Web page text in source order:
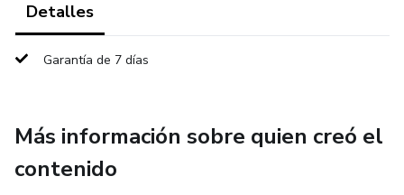
✔ Guía del taller en PDF (paso a paso)
✔ 3 Fichas de actividad para el trabajo práctico
personal.
Para visualizar el archivo, se solicitará el correo electrónico
Detalles
Garantía de 7 días
Más información sobre quien creó el
contenido